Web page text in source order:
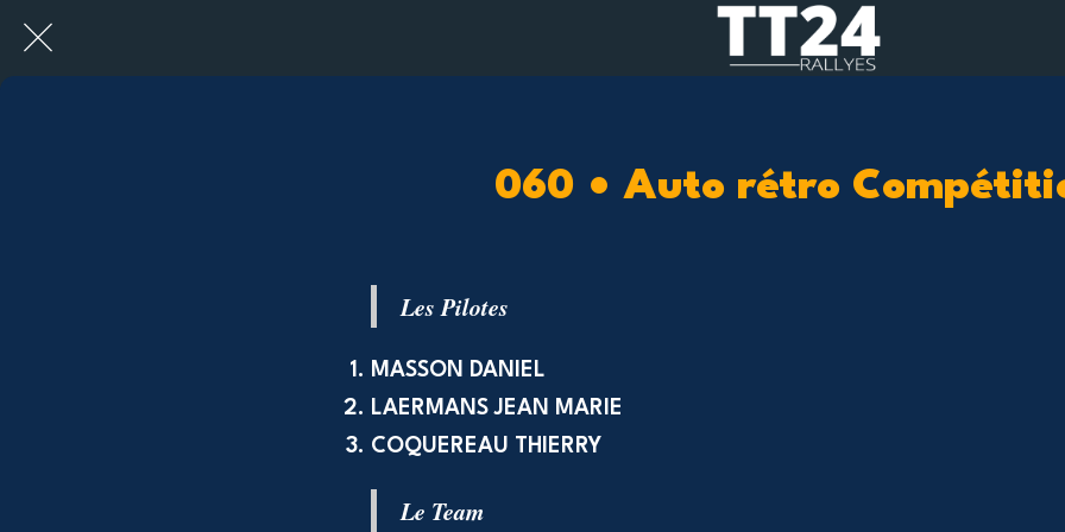
060 • Auto rétro
Les Pilotes
MASSON DANIEL
LAERMANS JEAN MARIE
COQUEREAU THIERRY
Le Team